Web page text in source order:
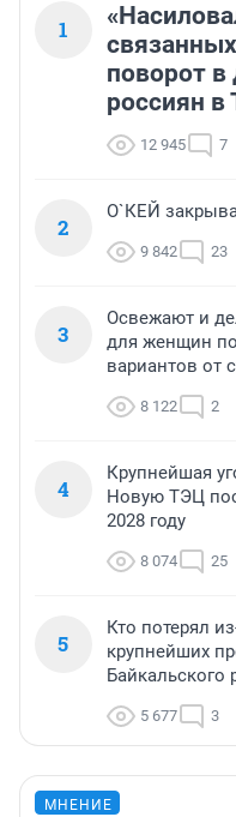
1
поворот в
россиян в
12 945 7
2
О`КЕЙ
9 842 23
3
Освежают и
для женщин
вариантов от
8 122 2
4
Крупнейшая
Новую ТЭЦ
2028 году
8 074 25
5
Кто потерял
крупнейших
Байкальского
5 677 3
МНЕНИЕ